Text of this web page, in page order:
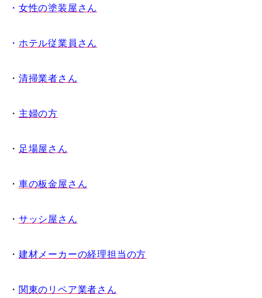
・ 女性の塗装屋さん
・ ホテル従業員さん
・ 清掃業者さん
・ 主婦の方
・ 足場屋さん
・ 車の板金屋さん
・ サッシ屋さん
・ 建材メーカーの経理担当の方
・ 関東のリペア業者さん